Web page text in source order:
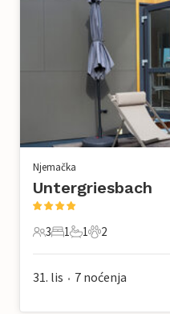
Njemačka
Untergriesbach
3 Gosti
3
1 Spavaća soba
1
1 Kupaonica
1
2 Kućni ljubimac
2
31. lis • 7 noćenja